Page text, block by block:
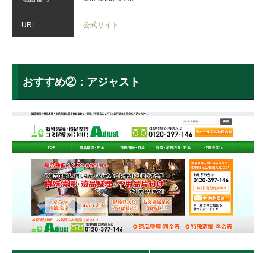
URL 公式サイト
おすすめ②：アジャスト